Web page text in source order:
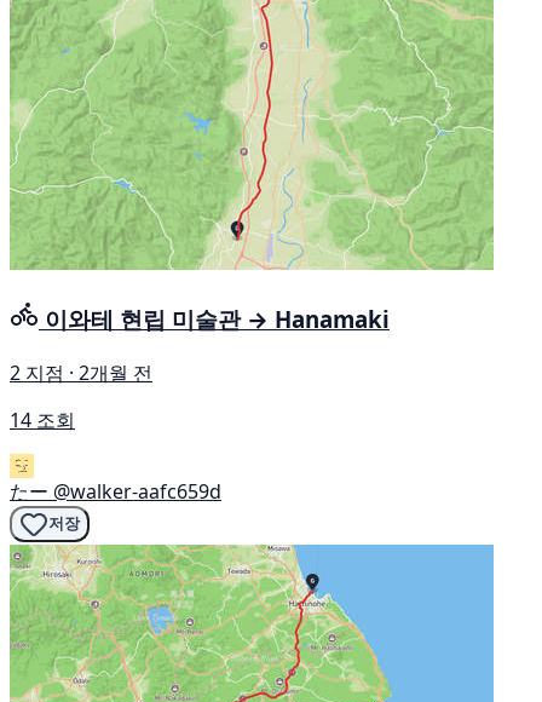
이와테 현립 미술관 → Hanamaki
2 지점 · 2개월 전
14 조회
たー @walker-aafc659d
저장